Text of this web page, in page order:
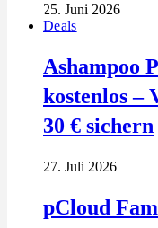
25. Juni 2026
Deals
Ashampoo
kostenlos –
30 € sichern
27. Juli 2026
pCloud